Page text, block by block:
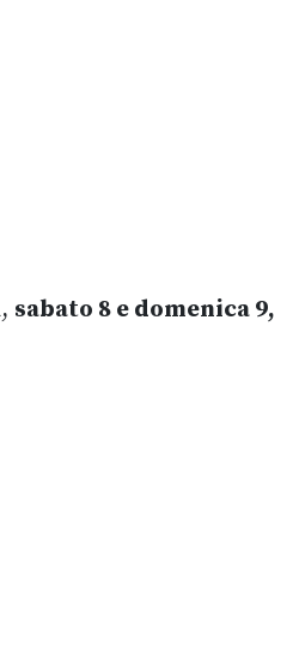
sabato 8 e domenica 9,